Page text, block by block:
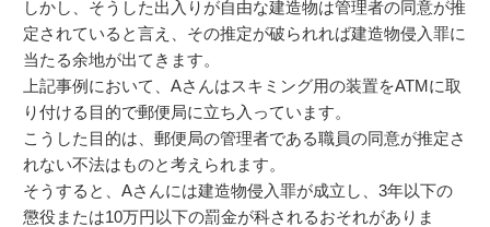
しかし、そうした出入りが自由な建造物は管理者の同意が推
定されていると言え、その推定が破られれば建造物侵入罪に
当たる余地が出てきます。
上記事例において、Aさんはスキミング用の装置をATMに取
り付ける目的で郵便局に立ち入っています。
こうした目的は、郵便局の管理者である職員の同意が推定さ
れない不法はものと考えられます。
そうすると、Aさんには建造物侵入罪が成立し、3年以下の
懲役または10万円以下の罰金が科されるおそれがありま